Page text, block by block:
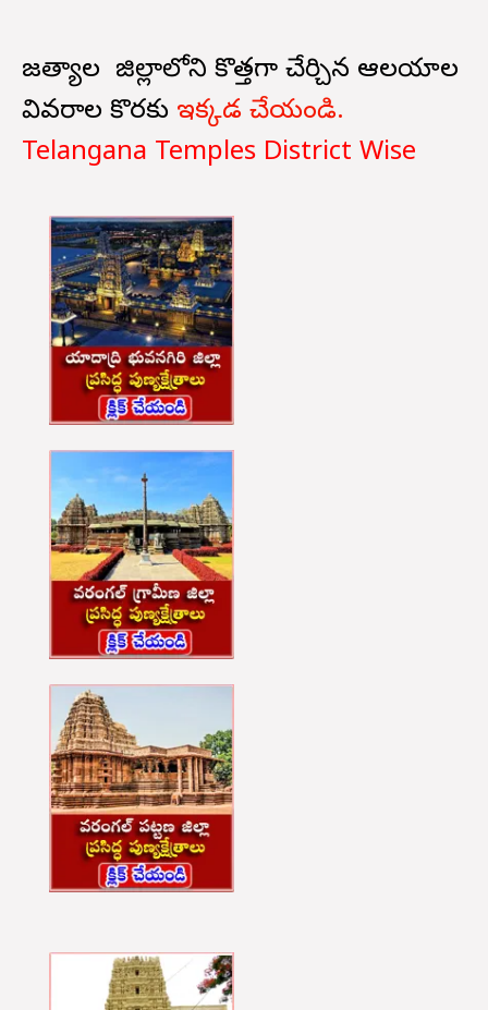
జగిత్యాల జిల్లాలోని కొత్తగా చేర్చిన ఆలయాల
వివరాల కొరకు ఇక్కడ చేయండి.
Telangana Temples District Wise